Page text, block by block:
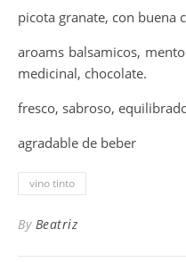
picota granate, con buena
aroams balsamicos,
medicinal, chocolate.
fresco, sabroso,
agradable de beber
vino tinto
By Beatriz